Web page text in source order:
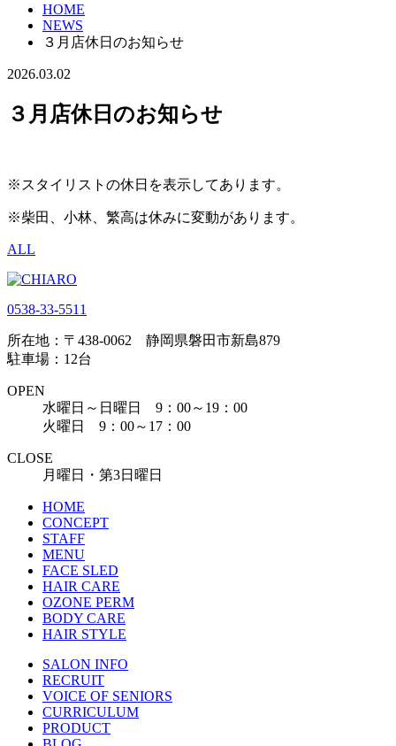
HOME
NEWS
３月店休日のお知らせ
2026.03.02
３月店休日のお知らせ
※スタイリストの休日を表示してあります。
※柴田、小林、繁高は休みに変動があります。
ALL
0538-33-5511
所在地：〒438-0062 静岡県磐田市新島879
駐車場：12台
OPEN
水曜日～日曜日 9：00～19：00
火曜日 9：00～17：00
CLOSE
月曜日・第3日曜日
HOME
CONCEPT
STAFF
MENU
FACE SLED
HAIR CARE
OZONE PERM
BODY CARE
HAIR STYLE
SALON INFO
RECRUIT
VOICE OF SENIORS
CURRICULUM
PRODUCT